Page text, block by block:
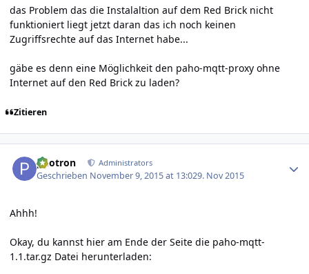
das Problem das die Instalaltion auf dem Red Brick nicht
funktioniert liegt jetzt daran das ich noch keinen
Zugriffsrechte auf das Internet habe...
gäbe es denn eine Möglichkeit den paho-mqtt-proxy ohne
Internet auf den Red Brick zu laden?
Zitieren
photron Administrators
Geschrieben November 9, 2015 at 13:029. Nov 2015
Ahhh!
Okay, du kannst hier am Ende der Seite die paho-mqtt-
1.1.tar.gz Datei herunterladen: